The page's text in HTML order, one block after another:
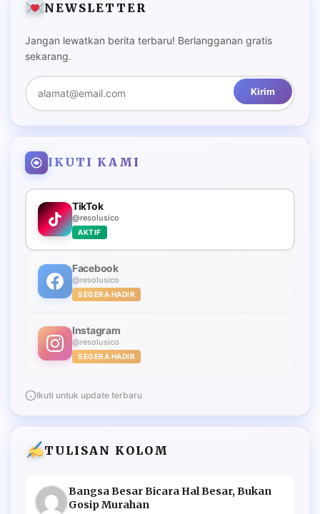
NEWSLETTER
Jangan lewatkan berita terbaru! Berlangganan gratis
sekarang.
Kirim
IKUTI KAMI
TikTok
@resolusico
AKTIF
Facebook
@resolusico
SEGERA HADIR
Instagram
@resolusico
SEGERA HADIR
Ikuti untuk update terbaru
TULISAN KOLOM
Bangsa Besar Bicara Hal Besar, Bukan
Gosip Murahan